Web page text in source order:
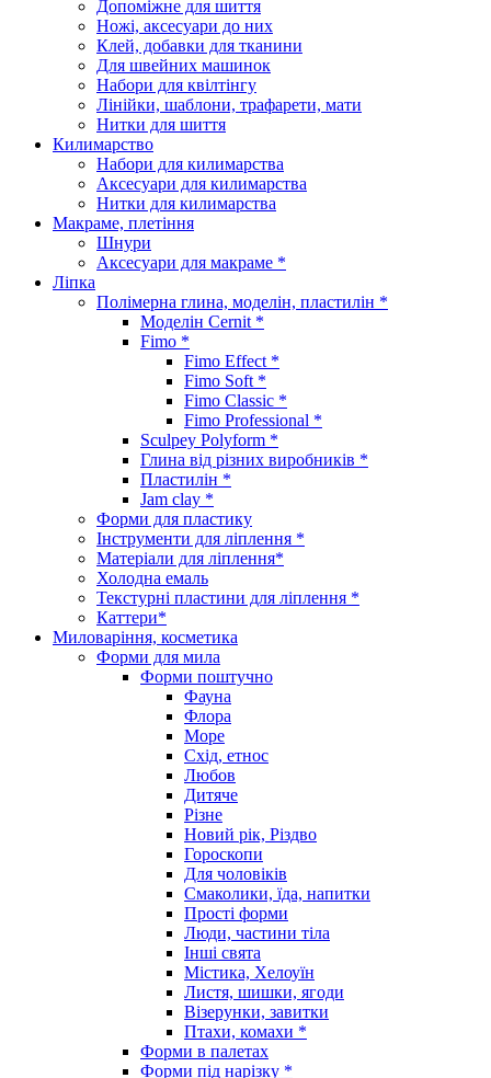
Допоміжне для шиття
Ножі, аксесуари до них
Клей, добавки для тканини
Для швейних машинок
Набори для квілтінгу
Лінійки, шаблони, трафарети, мати
Нитки для шиття
Килимарство
Набори для килимарства
Аксесуари для килимарства
Нитки для килимарства
Макраме, плетіння
Шнури
Аксесуари для макраме *
Ліпка
Полімерна глина, моделін, пластилін *
Моделін Cernit *
Fimo *
Fimo Effect *
Fimo Soft *
Fimo Classic *
Fimo Professional *
Sculpey Polyform *
Глина від різних виробників *
Пластилін *
Jam clay *
Форми для пластику
Інструменти для ліплення *
Матеріали для ліплення*
Холодна емаль
Текстурні пластини для ліплення *
Каттери*
Миловаріння, косметика
Форми для мила
Форми поштучно
Фауна
Флора
Море
Схід, етнос
Любов
Дитяче
Різне
Новий рік, Різдво
Гороскопи
Для чоловіків
Смаколики, їда, напитки
Прості форми
Люди, частини тіла
Інші свята
Містика, Хелоуїн
Листя, шишки, ягоди
Візерунки, завитки
Птахи, комахи *
Форми в палетах
Форми під нарізку *